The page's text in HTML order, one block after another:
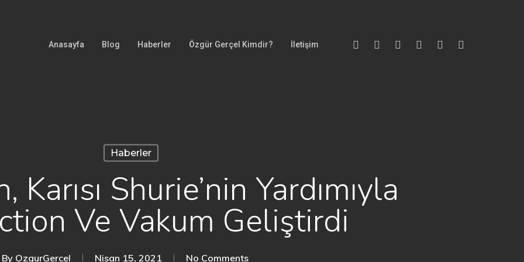
Anasayfa Blog Haberler Özgür Gerçel Kimdir? İletişim Twitter FacebookVimeo YoutubeGoogle-Instagram
Haberler
Shurie’nin Yardımıyla
Ve Vakum Geliştirdi
By OzgurGercel Nisan 15, 2021 No Comments